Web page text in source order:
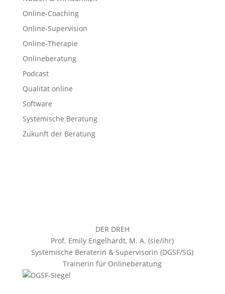
Online-Coaching
Online-Supervision
Online-Therapie
Onlineberatung
Podcast
Qualität online
Software
Systemische Beratung
Zukunft der Beratung
DER DREH
Prof. Emily Engelhardt, M. A. (sie/ihr)
Systemische Beraterin & Supervisorin (DGSF/SG)
Trainerin für Onlineberatung